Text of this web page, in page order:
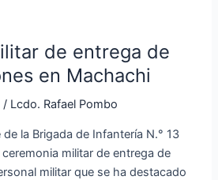
de entrega de
en Machachi
/ Lcdo. Rafael Pombo
la Brigada de Infantería N.° 13
militar de entrega de
militar que se ha destacado